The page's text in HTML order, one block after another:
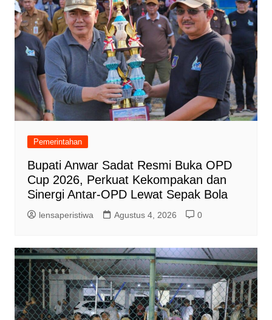
Pemerintahan
Bupati Anwar Sadat Resmi Buka OPD
Cup 2026, Perkuat Kekompakan dan
Sinergi Antar-OPD Lewat Sepak Bola
lensaperistiwa Agustus 4, 2026 0